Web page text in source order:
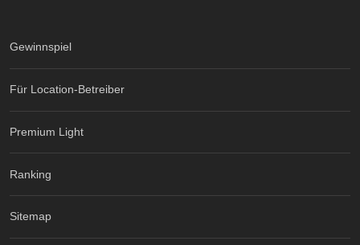
Gewinnspiel
Für Location-Betreiber
Premium Light
Ranking
Sitemap